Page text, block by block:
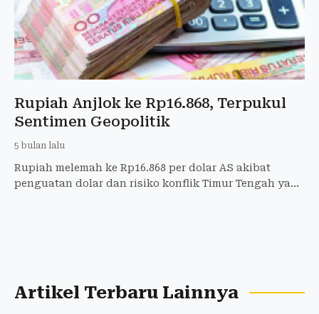
Rupiah Anjlok ke Rp16.868, Terpukul
Sentimen Geopolitik
5 bulan lalu
Rupiah melemah ke Rp16.868 per dolar AS akibat
penguatan dolar dan risiko konflik Timur Tengah yang
Artikel Terbaru Lainnya